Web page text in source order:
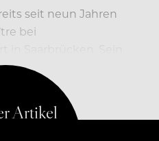
seit neun Jahren
bei
Erfort“…